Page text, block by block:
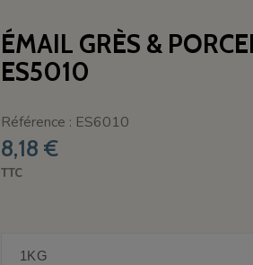
ÉMAIL GRÈS &
ES5010
Référence : ES6010
8,18 €
TTC